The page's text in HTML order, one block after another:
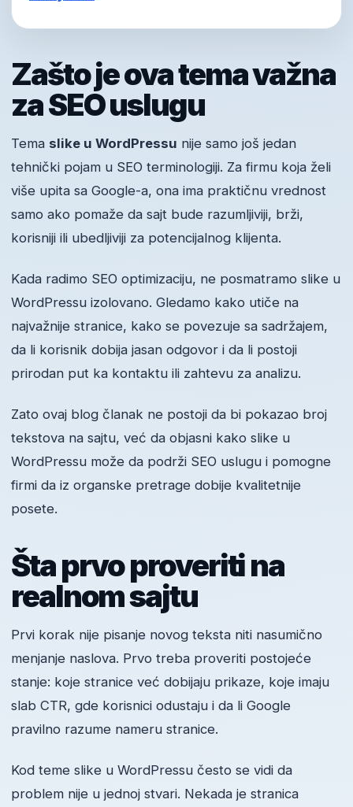
Zašto je ova tema važna
za SEO uslugu
Tema slike u WordPressu nije samo još jedan
tehnički pojam u SEO terminologiji. Za firmu koja želi
više upita sa Google-a, ona ima praktičnu vrednost
samo ako pomaže da sajt bude razumljiviji, brži,
korisniji ili ubedljiviji za potencijalnog klijenta.
Kada radimo SEO optimizaciju, ne posmatramo slike u
WordPressu izolovano. Gledamo kako utiče na
najvažnije stranice, kako se povezuje sa sadržajem,
da li korisnik dobija jasan odgovor i da li postoji
prirodan put ka kontaktu ili zahtevu za analizu.
Zato ovaj blog članak ne postoji da bi pokazao broj
tekstova na sajtu, već da objasni kako slike u
WordPressu može da podrži SEO uslugu i pomogne
firmi da iz organske pretrage dobije kvalitetnije
posete.
Šta prvo proveriti na
realnom sajtu
Prvi korak nije pisanje novog teksta niti nasumično
menjanje naslova. Prvo treba proveriti postojeće
stanje: koje stranice već dobijaju prikaze, koje imaju
slab CTR, gde korisnici odustaju i da li Google
pravilno razume nameru stranice.
Kod teme slike u WordPressu često se vidi da
problem nije u jednoj stvari. Nekada je stranica